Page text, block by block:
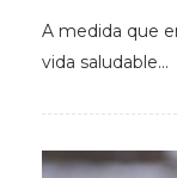
A medida que
vida saludable…